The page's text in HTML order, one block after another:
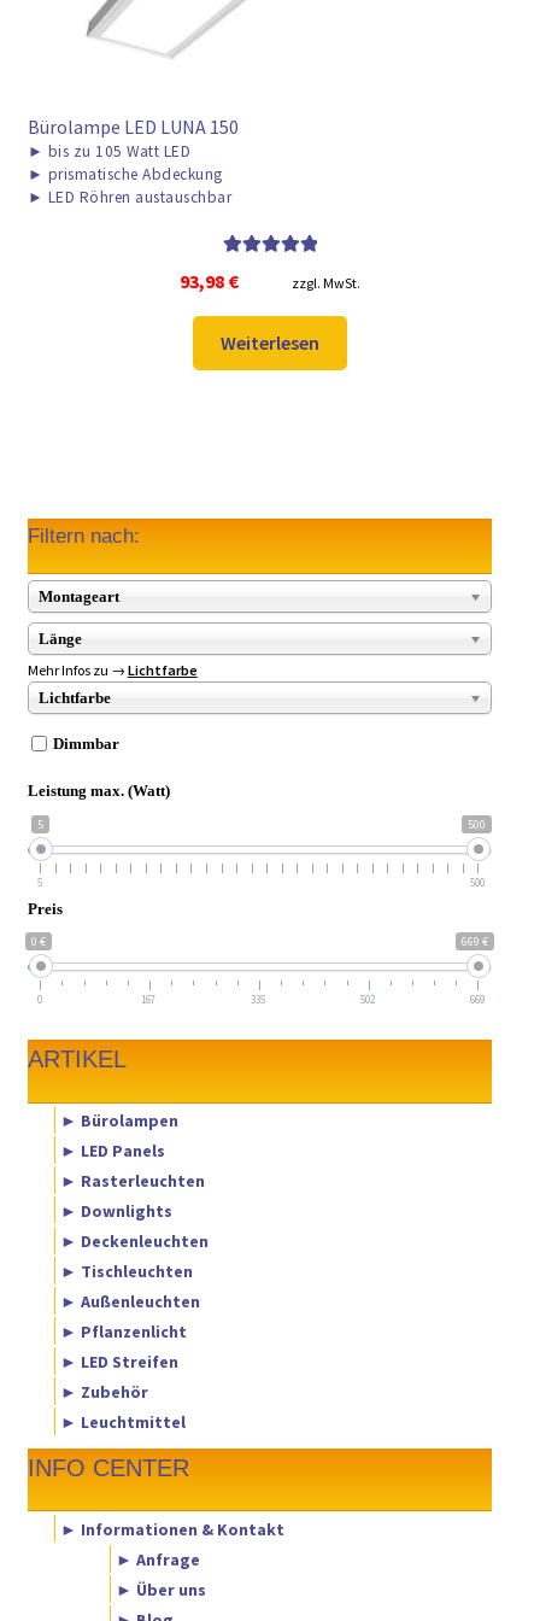
Bürolampe LED LUNA 150
► bis zu 105 Watt LED
► prismatische Abdeckung
► LED Röhren austauschbar
93,98 € zzgl. MwSt.
Weiterlesen
Filtern nach:
Montageart
Länge
Mehr Infos zu → Lichtfarbe
Lichtfarbe
Dimmbar
Leistung max. (Watt)
5 500
5 500
Preis
0 € 669 €
0 167 335 502 669
ARTIKEL
► Bürolampen
► LED Panels
► Rasterleuchten
► Downlights
► Deckenleuchten
► Tischleuchten
► Außenleuchten
► Pflanzenlicht
► LED Streifen
► Zubehör
► Leuchtmittel
INFO CENTER
► Informationen & Kontakt
► Anfrage
► Über uns